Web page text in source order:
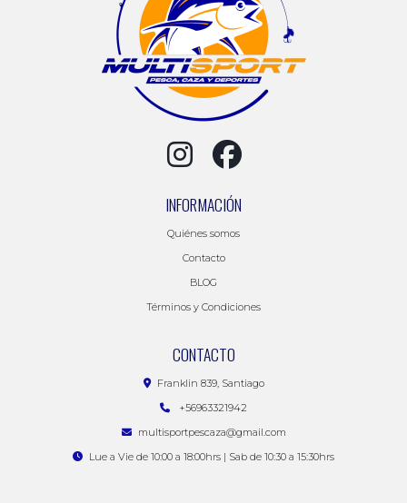
INFORMACIÓN
Quiénes somos
Contacto
BLOG
Términos y Condiciones
CONTACTO
Franklin 839, Santiago
+56963321942
multisportpescaza@gmail.com
Lue a Vie de 10:00 a 18:00hrs | Sab de 10:30 a 15:30hrs